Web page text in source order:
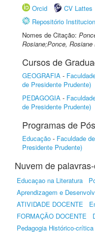
Orcid
CV Lattes
Repositório
Nomes de Citação:
Rosiane;Ponce, Rosiane
Cursos de
GEOGRAFIA -
de Presidente Prudente)
PEDAGOGIA -
de Presidente Prudente)
Programas de
Educação - Faculdade
Presidente Prudente)
Nuvem de
Educaçao na Literatura
Aprendizagem e
ATIVIDADE DOCENTE
FORMAÇÃO DOCENTE
Pedagogia Histórico-crítica